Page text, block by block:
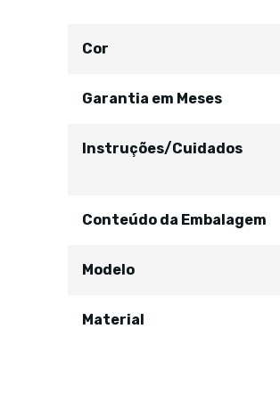
Cor
Garantia em Meses
Instruções/Cuidados
Conteúdo da Embalagem
Modelo
Material